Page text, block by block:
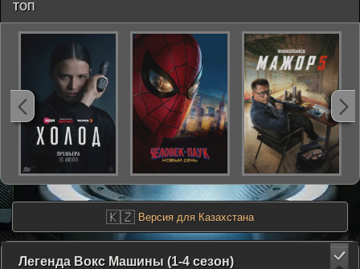
🇰🇿 Версия для Казахстана
Легенда Вокс Машины (1-4 сезон)
ТОП